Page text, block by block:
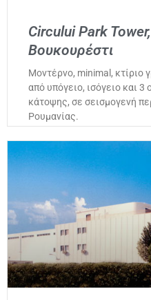
Circului Park
Βουκουρέστι
Μοντέρνο, minimal, κτίριο
από υπόγειο, ισόγειο και
κάτοψης, σε σεισμογενή
Ρουμανίας.